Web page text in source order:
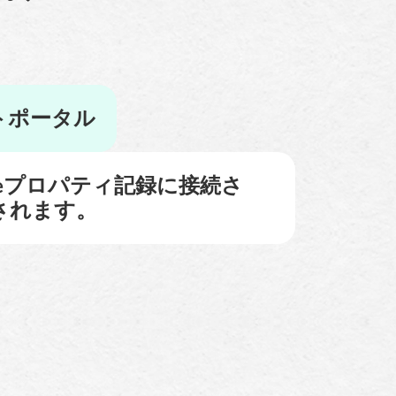
ポータル
ロパティ記録に接続さ
ます。